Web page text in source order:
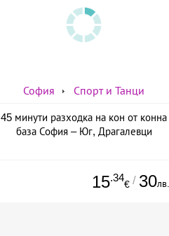
София Спорт и Танци
45 минути разходка на кон от конна
база София – Юг, Драгалевци
15.34
€ / 30лв.